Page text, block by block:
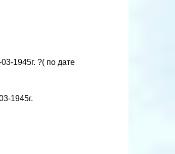
1945г. ?( по дате
1945г.